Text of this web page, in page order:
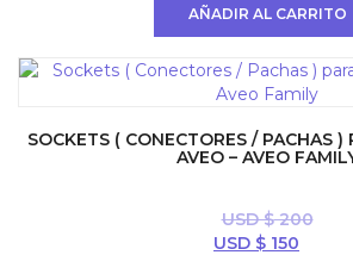
AÑADIR AL CARRITO
SOCKETS ( CONECTORES / PACHAS )
AVEO – AVEO
USD $200
El
USD $ 150